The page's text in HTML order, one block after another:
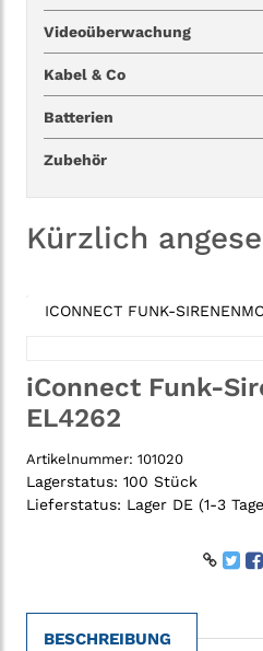
Videoüberwachung
Kabel & Co
Batterien
Zubehör
Kürzlich
ICONNECT FUNK-
iConnect Funk-
EL4262
Artikelnummer: 101020
Lagerstatus: 100 Stück
Lieferstatus: Lager DE (1-3
BESCHREIBUNG